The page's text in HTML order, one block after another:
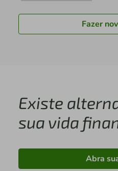
Fazer
Existe
sua vida
Abra